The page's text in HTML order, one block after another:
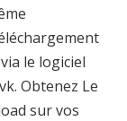
le logiciel
Obtenez Le
sur vos